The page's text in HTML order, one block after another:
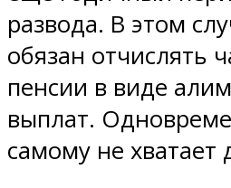
развода. В этом
обязан отчислять
пенсии в виде
выплат.
самому не хватает